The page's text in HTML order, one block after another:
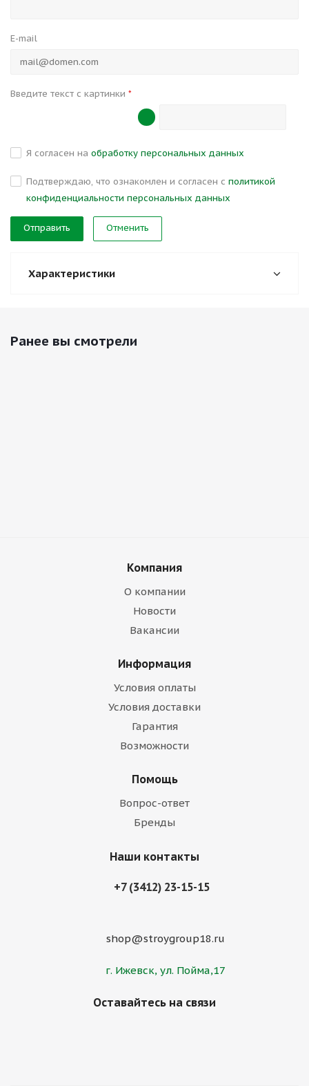
E-mail
Введите текст с картинки *
Я согласен на обработку персональных данных
Подтверждаю, что ознакомлен и согласен с политикой
конфиденциальности персональных данных
Отменить
Характеристики
Ранее вы смотрели
Компания
О компании
Новости
Вакансии
Информация
Условия оплаты
Условия доставки
Гарантия
Возможности
Помощь
Вопрос-ответ
Бренды
Наши контакты
+7 (3412) 23-15-15
shop@stroygroup18.ru
г. Ижевск, ул. Пойма,17
Оставайтесь на связи